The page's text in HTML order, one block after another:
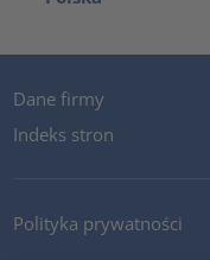
Dane firmy
Indeks stron
Polityka prywatności